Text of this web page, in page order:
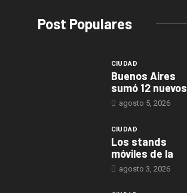
Post Populares
CIUDAD
Buenos Aires
sumó 12 nuevos
agosto 5, 2026
CIUDAD
Los stands
móviles de la
agosto 3, 2026